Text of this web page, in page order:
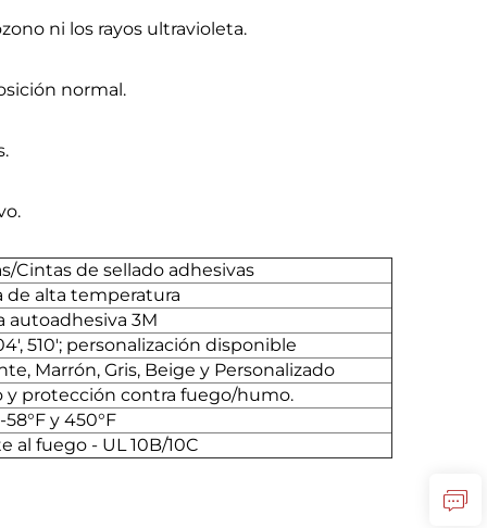
ni los rayos ultravioleta.
normal.
Cintas de sellado adhesivas
de alta temperatura
autoadhesiva 3M
510'; personalización disponible
Marrón, Gris, Beige y Personalizado
y protección contra fuego/humo.
-58°F y 450°F
al fuego - UL 10B/10C